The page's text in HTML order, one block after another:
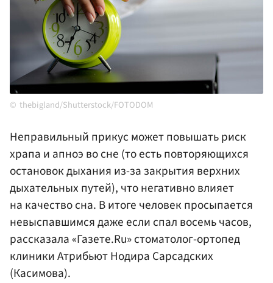
thebigland/Shutterstock/FOTODOM
Неправильный прикус может повышать риск
храпа и апноэ во сне (то есть повторяющихся
остановок дыхания из-за закрытия верхних
дыхательных путей), что негативно влияет
на качество сна. В итоге человек просыпается
невыспавшимся даже если спал восемь часов,
рассказала «Газете.Ru» стоматолог-ортопед
клиники Атрибьют Нодира Сарсадских
(Касимова).